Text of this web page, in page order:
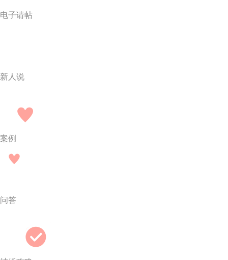
电子请帖
新人说
案例
问答